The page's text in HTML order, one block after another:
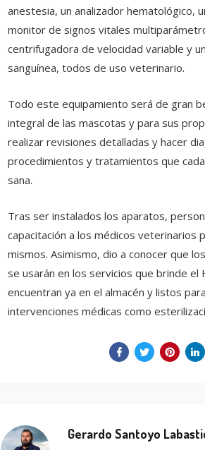
anestesia, un analizador hematológico,
monitor de signos vitales
centrifugadora de velocidad variable y
sanguínea, todos de uso veterinario.
Todo este equipamiento será de gran
integral de las mascotas y para sus
realizar revisiones detalladas y hacer
procedimientos y tratamientos que
sana.
Tras ser instalados los aparatos,
capacitación a los médicos veterinarios
mismos. Asimismo, dio a conocer que
se usarán en los servicios que brinde el
encuentran ya en el almacén y listos
intervenciones médicas como
Gerardo Santoyo